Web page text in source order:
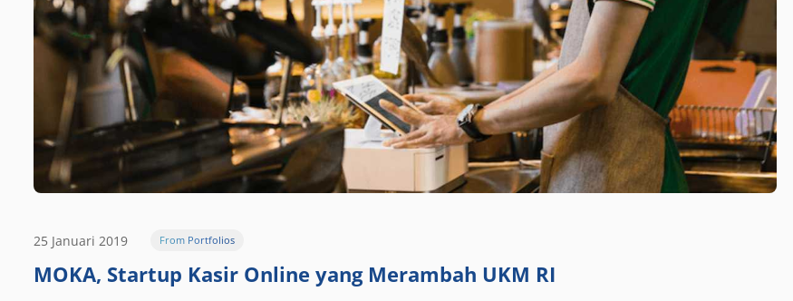
25 Januari 2019 From Portfolios
MOKA, Startup Kasir Online yang Merambah UKM RI